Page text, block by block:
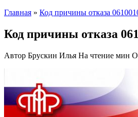
Главная » Код причины отказа
Код причины отказа
Автор Брускин Илья На чтение мин